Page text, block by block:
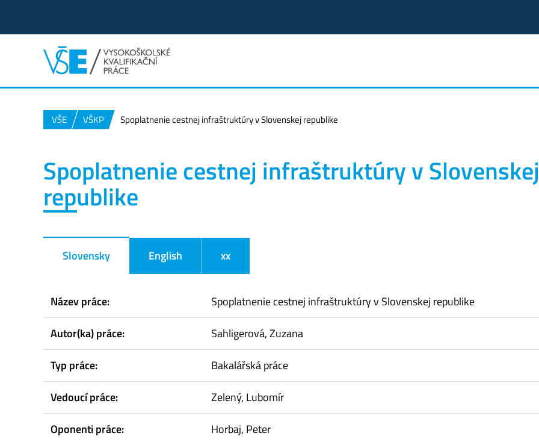
VŠE VŠKP Spoplatnenie cestnej infraštruktúry v Slovenskej republike
Spoplatnenie cestnej infraštruktúry v Slovenskej
republike
Slovensky English xx
Název práce:
Spoplatnenie cestnej infraštruktúry v Slovenskej republike
Autor(ka) práce:
Sahligerová, Zuzana
Typ práce:
Bakalářská práce
Vedoucí práce:
Zelený, Lubomír
Oponenti práce:
Horbaj, Peter